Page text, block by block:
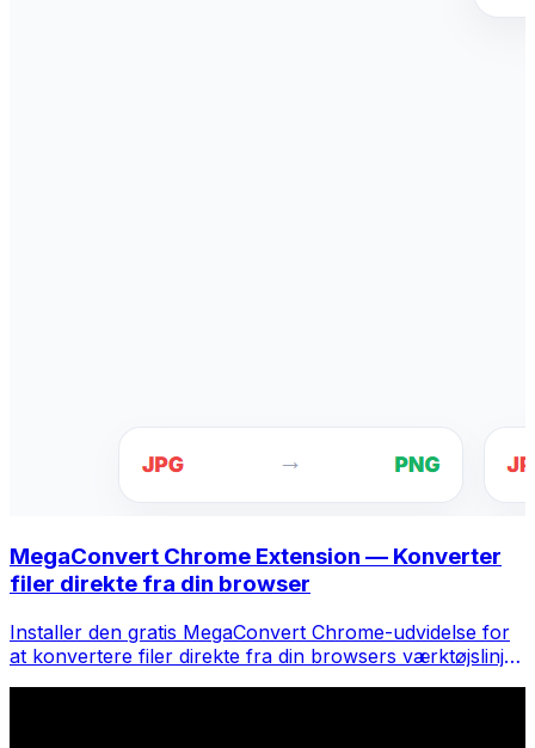
MegaConvert Chrome Extension — Konverter
filer direkte fra din browser
Installer den gratis MegaConvert Chrome-udvidelse for
at konvertere filer direkte fra din browsers værktøjslinje.